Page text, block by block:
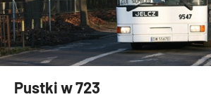
Pustki w 723